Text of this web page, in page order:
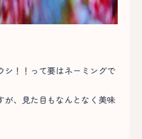
シ！！って要はネーミングで
が、見た目もなんとなく美味